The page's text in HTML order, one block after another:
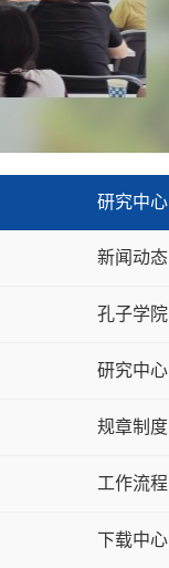
研究中心
新闻动态
孔子学院
研究中心
规章制度
工作流程
下载中心